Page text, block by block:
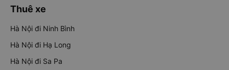
Thuê xe
Hà Nội đi Ninh Bình
Hà Nội đi Hạ Long
Hà Nội đi Sa Pa